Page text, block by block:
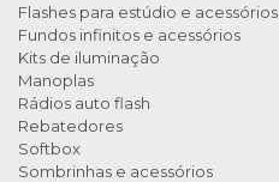
Flashes para estúdio e acessórios
Fundos infinitos e acessórios
Kits de iluminação
Manoplas
Rádios auto flash
Rebatedores
Softbox
Sombrinhas e acessórios